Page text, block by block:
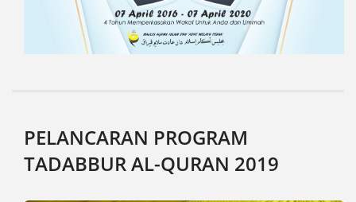
PELANCARAN PROGRAM
TADABBUR AL-QURAN 2019